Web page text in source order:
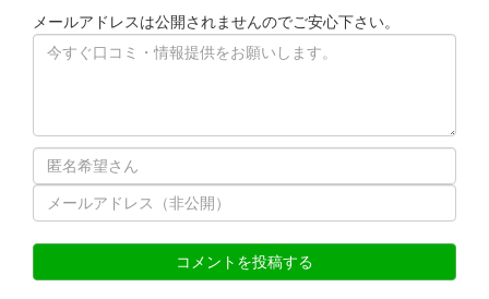
メールアドレスは公開されませんのでご安心下さい。